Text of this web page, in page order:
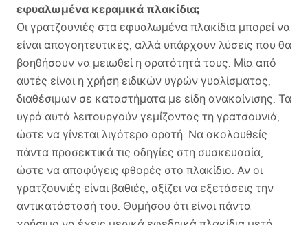
εφυαλωμένα κεραμικά πλακίδια;
Οι γρατζουνιές στα εφυαλωμένα πλακίδια μπορεί να
είναι απογοητευτικές, αλλά υπάρχουν λύσεις που θα
βοηθήσουν να μειωθεί η ορατότητά τους. Μία από
αυτές είναι η χρήση ειδικών υγρών γυαλίσματος,
διαθέσιμων σε καταστήματα με είδη ανακαίνισης. Τα
υγρά αυτά λειτουργούν γεμίζοντας τη γρατσουνιά,
ώστε να γίνεται λιγότερο ορατή. Να ακολουθείς
πάντα προσεκτικά τις οδηγίες στη συσκευασία,
ώστε να αποφύγεις φθορές στο πλακίδιο. Αν οι
γρατζουνιές είναι βαθιές, αξίζει να εξετάσεις την
αντικατάστασή του. Θυμήσου ότι είναι πάντα